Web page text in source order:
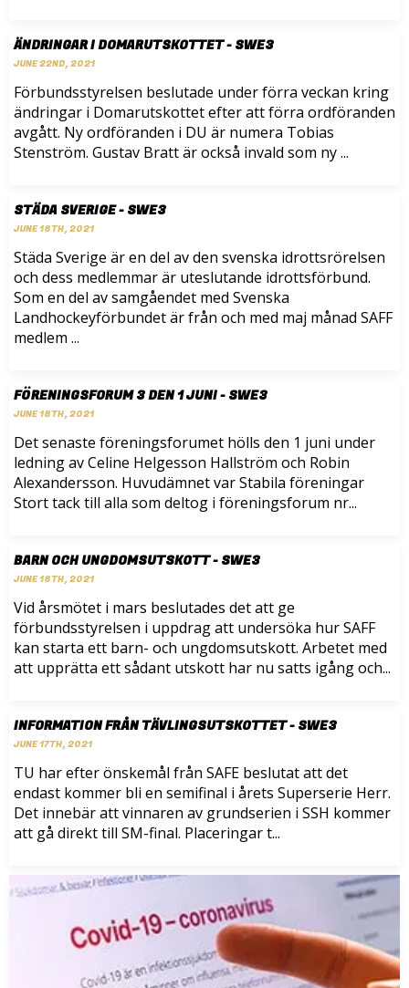
ÄNDRINGAR I DOMARUTSKOTTET - SWE3
JUNE 22ND, 2021
Förbundsstyrelsen beslutade under förra veckan kring
ändringar i Domarutskottet efter att förra ordföranden
avgått. Ny ordföranden i DU är numera Tobias
Stenström. Gustav Bratt är också invald som ny ...
STÄDA SVERIGE - SWE3
JUNE 18TH, 2021
Städa Sverige är en del av den svenska idrottsrörelsen
och dess medlemmar är uteslutande idrottsförbund.
Som en del av samgåendet med Svenska
Landhockeyförbundet är från och med maj månad SAFF
medlem ...
FÖRENINGSFORUM 3 DEN 1 JUNI - SWE3
JUNE 18TH, 2021
Det senaste föreningsforumet hölls den 1 juni under
ledning av Celine Helgesson Hallström och Robin
Alexandersson. Huvudämnet var Stabila föreningar
Stort tack till alla som deltog i föreningsforum nr...
BARN OCH UNGDOMSUTSKOTT - SWE3
JUNE 18TH, 2021
Vid årsmötet i mars beslutades det att ge
förbundsstyrelsen i uppdrag att undersöka hur SAFF
kan starta ett barn- och ungdomsutskott. Arbetet med
att upprätta ett sådant utskott har nu satts igång och...
INFORMATION FRÅN TÄVLINGSUTSKOTTET - SWE3
JUNE 17TH, 2021
TU har efter önskemål från SAFE beslutat att det
endast kommer bli en semifinal i årets Superserie Herr.
Det innebär att vinnaren av grundserien i SSH kommer
att gå direkt till SM-final. Placeringar t...